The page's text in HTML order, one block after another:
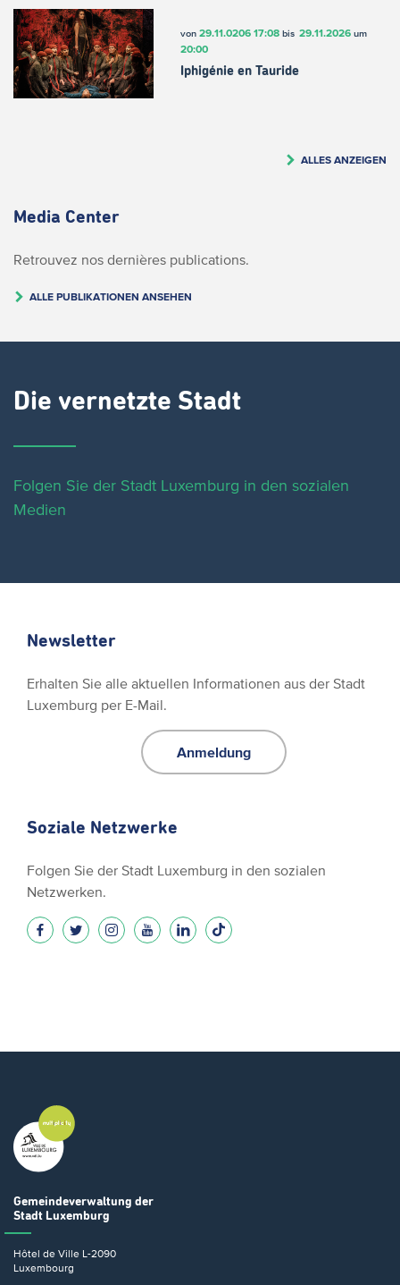
von 29.11.0206 17:08bis 29.11.2026um
20:00
Iphigénie en Tauride
ALLES ANZEIGEN
Media Center
Retrouvez nos dernières publications.
ALLE PUBLIKATIONEN ANSEHEN
Die vernetzte Stadt
Folgen Sie der Stadt Luxemburg in den sozialen
Medien
Newsletter
Erhalten Sie alle aktuellen Informationen aus der Stadt
Luxemburg per E-Mail.
Anmeldung
Soziale Netzwerke
Folgen Sie der Stadt Luxemburg in den sozialen
Netzwerken.
Gemeindeverwaltung der
Stadt Luxemburg
Hôtel de Ville L-2090
Luxembourg